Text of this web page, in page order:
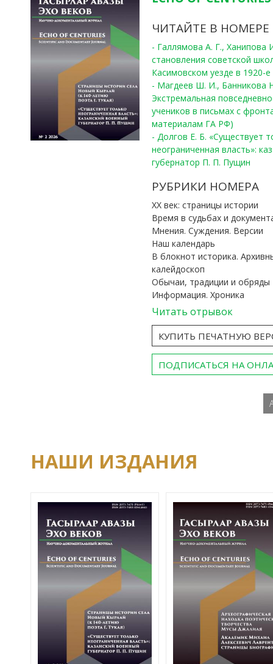
ЧИТАЙТЕ В НОМЕРЕ
- Галлямова А. Г.,
становления советской
Касимовском уезде в 1920-е
- Магдеев Ш. И., Банникова
Экстремальная
учеников в письмах с
материалам ГА РФ)
- Долгов Е. Б. «Существует
неограниченная власть»:
губернатор П. П. Пущин
РУБРИКИ НОМЕРА
ХХ век: страницы истории
Время в судьбах и
Мнения. Суждения. Версии
Наш календарь
В блокнот историка.
калейдоскоп
Обычаи, традиции и обряды
Информация. Хроника
Читать отрывок
КУПИТЬ ПЕЧАТНУЮ
ПОДПИСАТЬСЯ НА
НАШИ ИЗДАНИЯ